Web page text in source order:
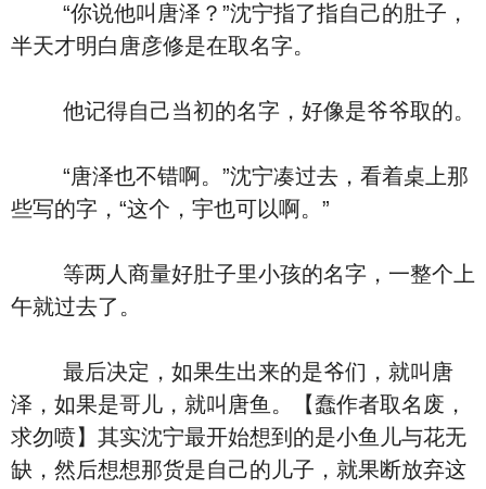
“你说他叫唐泽？”沈宁指了指自己的肚子，
半天才明白唐彦修是在取名字。
他记得自己当初的名字，好像是爷爷取的。
“唐泽也不错啊。”沈宁凑过去，看着桌上那
些写的字，“这个，宇也可以啊。”
等两人商量好肚子里小孩的名字，一整个上
午就过去了。
最后决定，如果生出来的是爷们，就叫唐
泽，如果是哥儿，就叫唐鱼。【蠢作者取名废，
求勿喷】其实沈宁最开始想到的是小鱼儿与花无
缺，然后想想那货是自己的儿子，就果断放弃这